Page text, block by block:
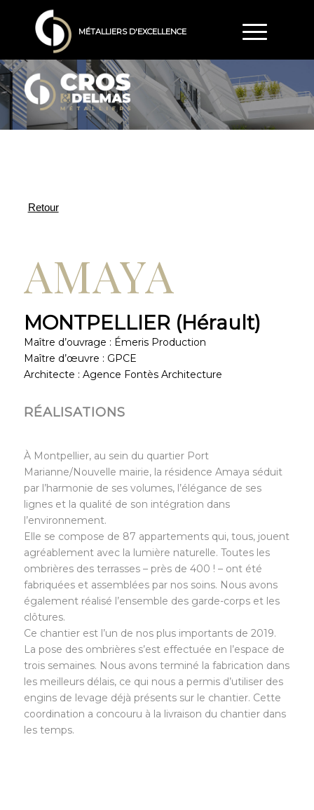
MÉTALLIERS D'EXCELLENCE
AMAYA
MONTPELLIER (Hérault)
Maître d’ouvrage : Émeris Production
Maître d’œuvre : GPCE
Architecte : Agence Fontès Architecture
RÉALISATIONS
À Montpellier, au sein du quartier Port
Marianne/Nouvelle mairie, la résidence Amaya séduit
par l’harmonie de ses volumes, l’élégance de ses
lignes et la qualité de son intégration dans
l’environnement.
Elle se compose de 87 appartements qui, tous, jouent
agréablement avec la lumière naturelle. Toutes les
ombrières des terrasses – près de 400 ! – ont été
fabriquées et assemblées par nos soins. Nous avons
également réalisé l’ensemble des garde-corps et les
clôtures.
Ce chantier est l’un de nos plus importants de 2019.
La pose des ombrières s’est effectuée en l’espace de
trois semaines. Nous avons terminé la fabrication dans
les meilleurs délais, ce qui nous a permis d’utiliser des
engins de levage déjà présents sur le chantier. Cette
coordination a concouru à la livraison du chantier dans
les temps.